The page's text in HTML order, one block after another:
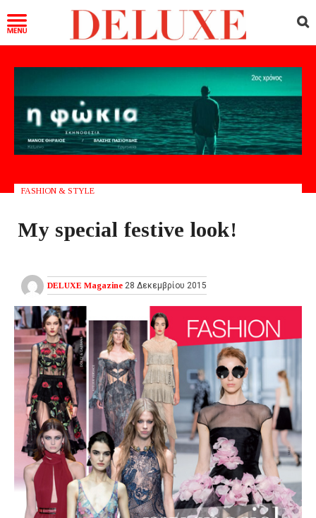
FASHION & STYLE
My special festive look!
DELUXE Magazine 28 Δεκεμβρίου 2015